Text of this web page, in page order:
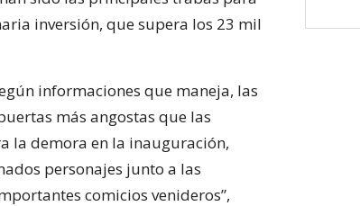
inversión, que supera los 23 mil
informaciones que maneja, las
más angostas que las
la demora en la inauguración,
personajes junto a las
comicios venideros”,